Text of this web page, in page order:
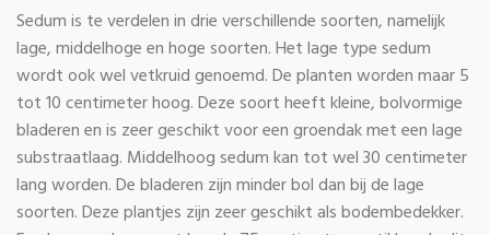
Sedum is te verdelen in drie verschillende soorten, namelijk
lage, middelhoge en hoge soorten. Het lage type sedum
wordt ook wel vetkruid genoemd. De planten worden maar 5
tot 10 centimeter hoog. Deze soort heeft kleine, bolvormige
bladeren en is zeer geschikt voor een groendak met een lage
substraatlaag. Middelhoog sedum kan tot wel 30 centimeter
lang worden. De bladeren zijn minder bol dan bij de lage
soorten. Deze plantjes zijn zeer geschikt als bodembedekker.